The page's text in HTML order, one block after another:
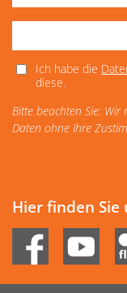
Ich habe die
diese.
Bitte beachten Sie:
Daten ohne Ihre
Hier finden Sie